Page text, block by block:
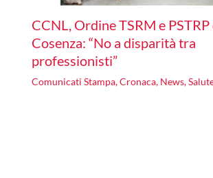
CCNL, Ordine TSRM e PSTRP
Cosenza: “No a disparità tra
professionisti”
Comunicati Stampa,Cronaca, News,